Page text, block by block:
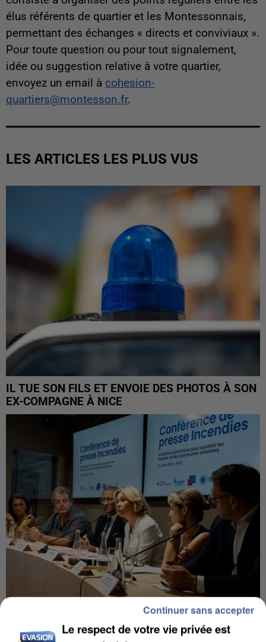
élus référents de quartier et les Montessonnais,
permettant des échanges « directs et conviviaux ».
Pour toute question ou pour tout signalement,
idée ou suggestion relative à votre quartier,
envoyez un email à cohesion-
quartiers@montesson.fr.
LES ARTICLES LES PLUS VUS
IL TUE SON FILS ET ENVOIE DES PHOTOS À SON
EX-COMPAGNE À NICE
INCENDIES : L’ÎLE-DE-FRANCE LANCE UN ÉLAN
DE SOLIDARITÉ AVEC LES...
Le respect de votre vie privée est
Continuer sans accepter